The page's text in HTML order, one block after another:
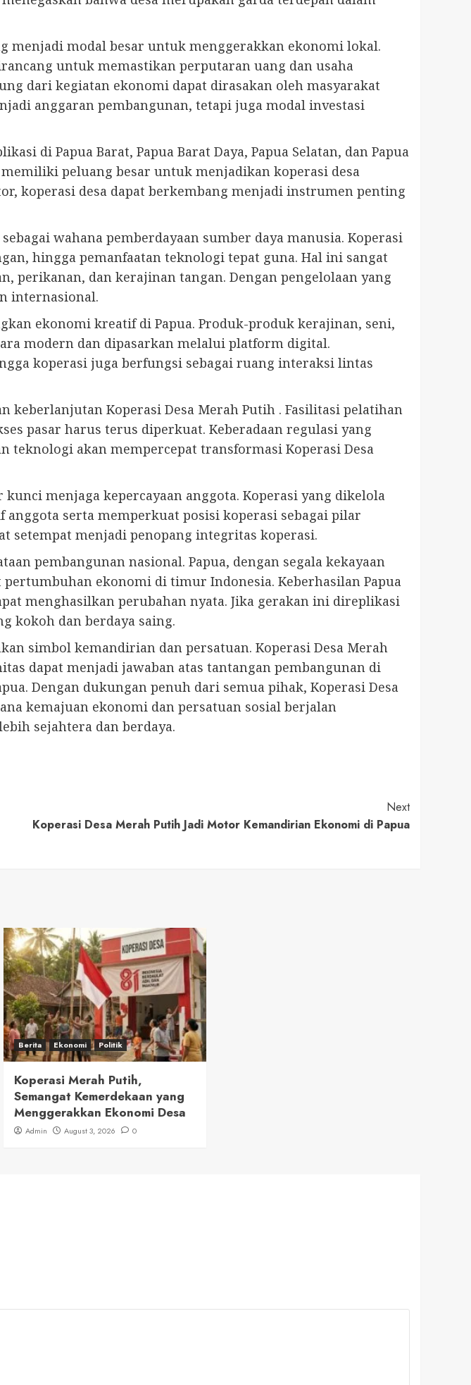
menjadi modal besar untuk menggerakkan ekonomi lokal.
untuk memastikan perputaran uang dan usaha
dari kegiatan ekonomi dapat dirasakan oleh masyarakat
anggaran pembangunan, tetapi juga modal investasi
di Papua Barat, Papua Barat Daya, Papua Selatan, dan Papua
peluang besar untuk menjadikan koperasi desa
koperasi desa dapat berkembang menjadi instrumen penting
wahana pemberdayaan sumber daya manusia. Koperasi
hingga pemanfaatan teknologi tepat guna. Hal ini sangat
perikanan, dan kerajinan tangan. Dengan pengelolaan yang
internasional.
ekonomi kreatif di Papua. Produk-produk kerajinan, seni,
modern dan dipasarkan melalui platform digital.
koperasi juga berfungsi sebagai ruang interaksi lintas
Koperasi Desa Merah Putih . Fasilitasi pelatihan
pasar harus terus diperkuat. Keberadaan regulasi yang
akan mempercepat transformasi Koperasi Desa
menjaga kepercayaan anggota. Koperasi yang dikelola
serta memperkuat posisi koperasi sebagai pilar
setempat menjadi penopang integritas koperasi.
pembangunan nasional. Papua, dengan segala kekayaan
ekonomi di timur Indonesia. Keberhasilan Papua
menghasilkan perubahan nyata. Jika gerakan ini direplikasi
kokoh dan berdaya saing.
simbol kemandirian dan persatuan. Koperasi Desa Merah
dapat menjadi jawaban atas tantangan pembangunan di
Dengan dukungan penuh dari semua pihak, Koperasi Desa
kemajuan ekonomi dan persatuan sosial berjalan
sejahtera dan berdaya.
Next
Koperasi Desa Merah Putih Jadi Motor Kemandirian Ekonomi di Papua
Berita Ekonomi Politik
Koperasi Merah Putih,
Semangat Kemerdekaan yang
Menggerakkan Ekonomi Desa
Admin August 3, 2026 0